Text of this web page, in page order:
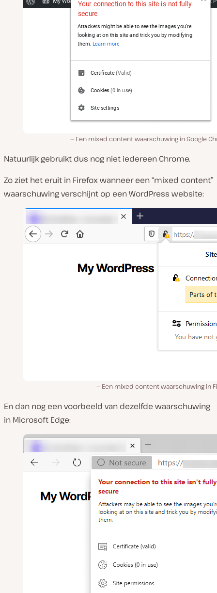
Een mixed content waarschuwing in Google
Natuurlijk gebruikt dus nog niet iedereen Chrome.
Zo ziet het eruit in Firefox wanneer een “mixed content”
waarschuwing verschijnt op een WordPress website:
Een mixed content waarschuwing in
En dan nog een voorbeeld van dezelfde waarschuwing
in Microsoft Edge: